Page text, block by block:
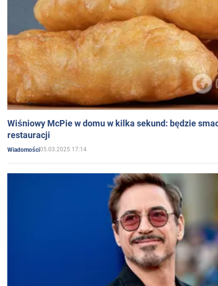
Wiśniowy McPie w domu w kilka sekund: będzie
restauracji
Wiadomości05.03.2025 17:14